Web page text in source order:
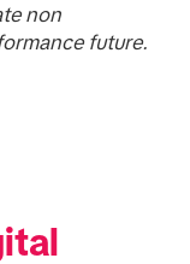
non
future.